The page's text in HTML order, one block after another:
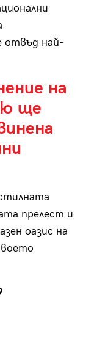
отвъд най-
на
ще
прелест и
оазис на